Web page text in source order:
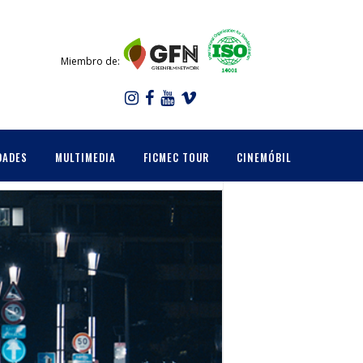
Miembro de:
MULTIMEDIA FICMEC TOUR CINEMÓBIL